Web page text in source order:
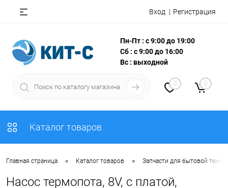
Вход Регистрация
Пн-Пт : с 9:00 до 19:00
Сб : с 9:00 до 16:00
Вс : выходной
0 0
Каталог товаров
Главная страница • Каталог товаров • Запчасти для бытовой
Насос термопота, 8V, c платой,